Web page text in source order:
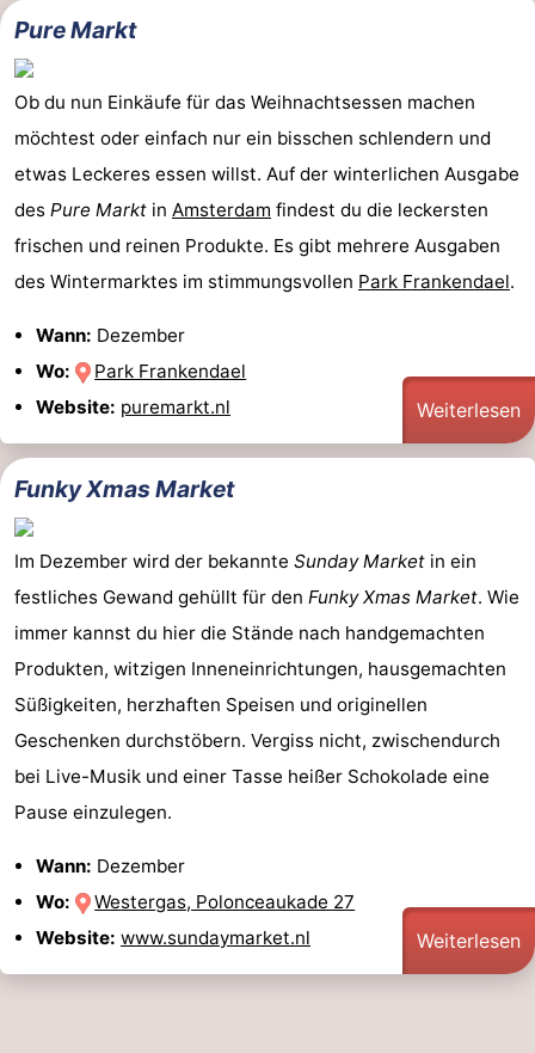
Pure Markt
Ob du nun Einkäufe für das Weihnachtsessen machen
möchtest oder einfach nur ein bisschen schlendern und
etwas Leckeres essen willst. Auf der winterlichen Ausgabe
des Pure Markt in Amsterdam findest du die leckersten
frischen und reinen Produkte. Es gibt mehrere Ausgaben
des Wintermarktes im stimmungsvollen Park Frankendael.
Wann: Dezember
Wo:
Park Frankendael
Website: puremarkt.nl Weiterlesen
Funky Xmas Market
Im Dezember wird der bekannte Sunday Market in ein
festliches Gewand gehüllt für den Funky Xmas Market. Wie
immer kannst du hier die Stände nach handgemachten
Produkten, witzigen Inneneinrichtungen, hausgemachten
Süßigkeiten, herzhaften Speisen und originellen
Geschenken durchstöbern. Vergiss nicht, zwischendurch
bei Live-Musik und einer Tasse heißer Schokolade eine
Pause einzulegen.
Wann: Dezember
Wo:
Westergas, Polonceaukade 27
Website: www.sundaymarket.nl Weiterlesen